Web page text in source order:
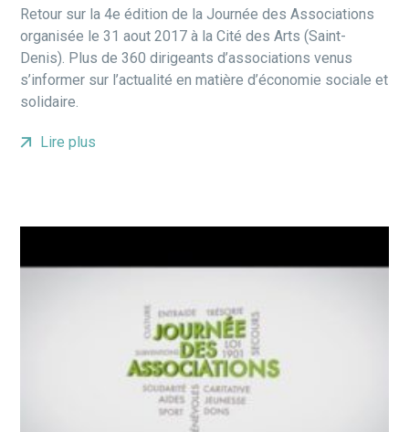
Retour sur la 4e édition de la Journée des Associations
organisée le 31 aout 2017 à la Cité des Arts (Saint-
Denis). Plus de 360 dirigeants d’associations venus
s’informer sur l’actualité en matière d’économie sociale et
solidaire.
Lire plus